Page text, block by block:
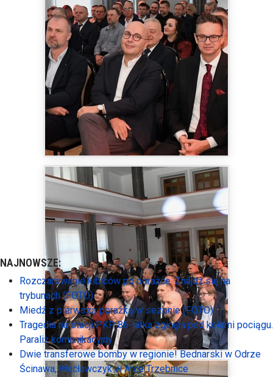
NAJNOWSZE:
Rozczarowanie kibiców po porażce. Znajdź się na
trybunach (FOTO)
Miedź z pierwszą porażką w sezonie (FOTO)
Tragedia na stacji PKP. 86-latka zginęła pod kołami pociągu.
Paraliż komunikacyjny
Dwie transferowe bomby w regionie! Bednarski w Odrze
Ścinawa, Wacławczyk w Arce Trzebnice